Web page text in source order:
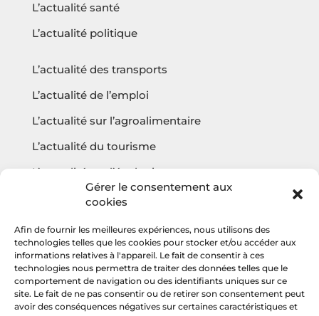
Gérer le consentement aux
cookies
Afin de fournir les meilleures expériences, nous utilisons des
technologies telles que les cookies pour stocker et/ou accéder aux
informations relatives à l'appareil. Le fait de consentir à ces
technologies nous permettra de traiter des données telles que le
comportement de navigation ou des identifiants uniques sur ce
site. Le fait de ne pas consentir ou de retirer son consentement peut
avoir des conséquences négatives sur certaines caractéristiques et
L’actualité santé
L’actualité politique
L’actualité des transports
L’actualité de l’emploi
L’actualité sur l’agroalimentaire
L’actualité du tourisme
L’actualité sur l’écologie
Questions fréquentes
Contact
Agencehv